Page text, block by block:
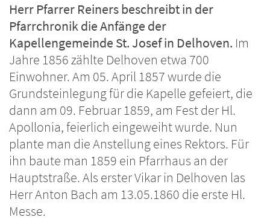
Herr Pfarrer Reiners beschreibt in der
Pfarrchronik die Anfänge der
Kapellengemeinde St. Josef in Delhoven. Im
Jahre 1856 zählte Delhoven etwa 700
Einwohner. Am 05. April 1857 wurde die
Grundsteinlegung für die Kapelle gefeiert, die
dann am 09. Februar 1859, am Fest der Hl.
Apollonia, feierlich eingeweiht wurde. Nun
plante man die Anstellung eines Rektors. Für
ihn baute man 1859 ein Pfarrhaus an der
Hauptstraße. Als erster Vikar in Delhoven las
Herr Anton Bach am 13.05.1860 die erste Hl.
Messe.